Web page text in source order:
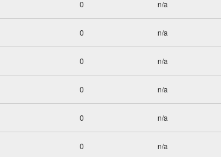
0 n/a
0 n/a
0 n/a
0 n/a
0 n/a
0 n/a